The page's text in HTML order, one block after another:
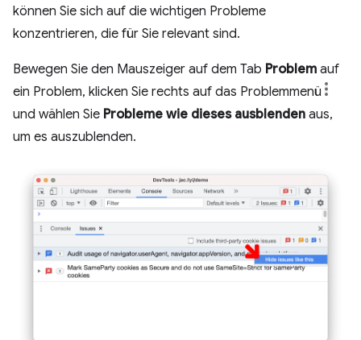
können Sie sich auf die wichtigen Probleme
konzentrieren, die für Sie relevant sind.
Bewegen Sie den Mauszeiger auf dem Tab Problem auf
ein Problem, klicken Sie rechts auf das Problemmenü
und wählen Sie Probleme wie dieses ausblenden aus,
um es auszublenden.